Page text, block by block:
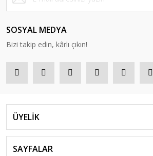
SOSYAL MEDYA
Bizi takip edin, kârlı çıkın!
ÜYELİK
SAYFALAR